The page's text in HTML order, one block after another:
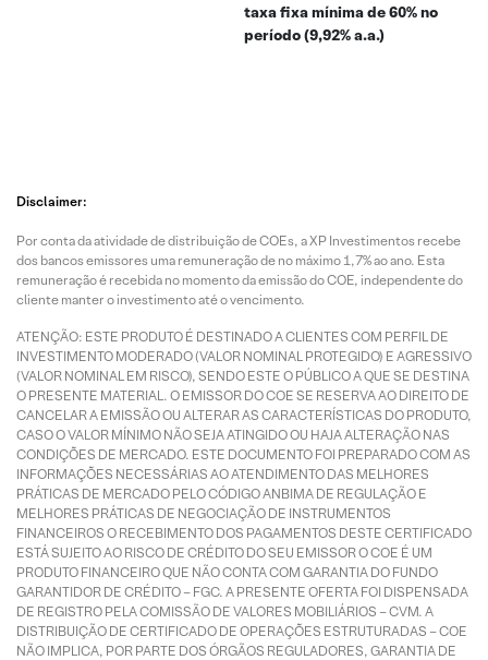
taxa fixa mínima de 60% no
período (9,92% a.a.)
Disclaimer:
Por conta da atividade de distribuição de COEs, a XP Investimentos recebe
dos bancos emissores uma remuneração de no máximo 1,7% ao ano. Esta
remuneração é recebida no momento da emissão do COE, independente do
cliente manter o investimento até o vencimento.
ATENÇÃO: ESTE PRODUTO É DESTINADO A CLIENTES COM PERFIL DE
INVESTIMENTO MODERADO (VALOR NOMINAL PROTEGIDO) E AGRESSIVO
(VALOR NOMINAL EM RISCO), SENDO ESTE O PÚBLICO A QUE SE DESTINA
O PRESENTE MATERIAL. O EMISSOR DO COE SE RESERVA AO DIREITO DE
CANCELAR A EMISSÃO OU ALTERAR AS CARACTERÍSTICAS DO PRODUTO,
CASO O VALOR MÍNIMO NÃO SEJA ATINGIDO OU HAJA ALTERAÇÃO NAS
CONDIÇÕES DE MERCADO. ESTE DOCUMENTO FOI PREPARADO COM AS
INFORMAÇÕES NECESSÁRIAS AO ATENDIMENTO DAS MELHORES
PRÁTICAS DE MERCADO PELO CÓDIGO ANBIMA DE REGULAÇÃO E
MELHORES PRÁTICAS DE NEGOCIAÇÃO DE INSTRUMENTOS
FINANCEIROS O RECEBIMENTO DOS PAGAMENTOS DESTE CERTIFICADO
ESTÁ SUJEITO AO RISCO DE CRÉDITO DO SEU EMISSOR O COE É UM
PRODUTO FINANCEIRO QUE NÃO CONTA COM GARANTIA DO FUNDO
GARANTIDOR DE CRÉDITO – FGC. A PRESENTE OFERTA FOI DISPENSADA
DE REGISTRO PELA COMISSÃO DE VALORES MOBILIÁRIOS – CVM. A
DISTRIBUIÇÃO DE CERTIFICADO DE OPERAÇÕES ESTRUTURADAS – COE
NÃO IMPLICA, POR PARTE DOS ÓRGÃOS REGULADORES, GARANTIA DE